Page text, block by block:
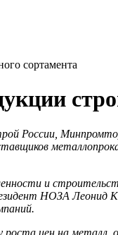
сортамента
России,
и
НОЗА Леонид
цен на металл,